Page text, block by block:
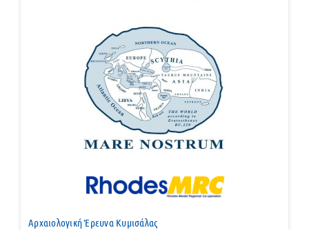
Αρχαιολογική Έρευνα Κυμισάλας